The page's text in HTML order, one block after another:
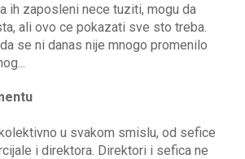
ih zaposleni nece tuziti, mogu da
ali ovo ce pokazati sve sto treba.
se ni danas nije mnogo promenilo
u svakom smislu, od sefice
i direktora. Direktori i sefica ne